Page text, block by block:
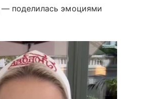
— поделилась эмоциями